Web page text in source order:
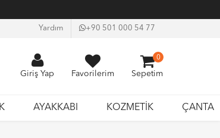
Yardım +90 501 000 54 77
Giriş Yap Favorilerim Sepetim
0
AYAKKABI KOZMETİK ÇANTA